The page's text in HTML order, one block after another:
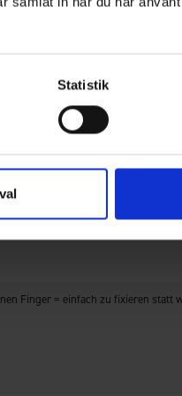
Statistik
nicht warm genug.
Finger = einfach zu fixieren